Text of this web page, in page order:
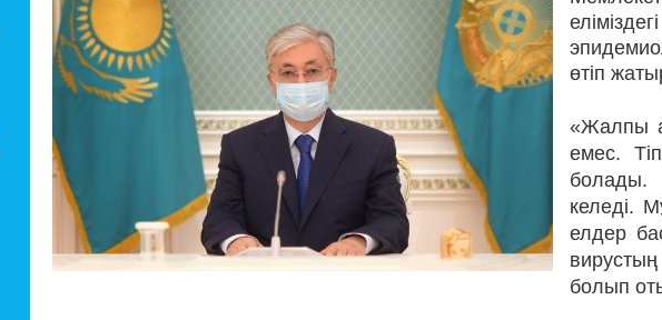
өтіп
«Жалпы
емес.
болады.
келеді.
елдер
болып